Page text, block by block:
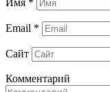
Email *
Сайт
Комментарий